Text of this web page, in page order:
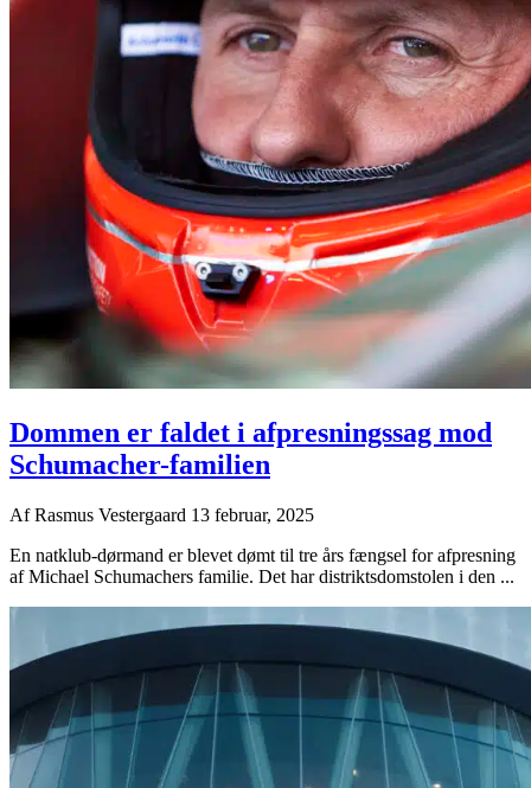
Dommen er faldet i afpresningssag mod
Schumacher-familien
AfRasmus Vestergaard 13 februar, 2025
En natklub-dørmand er blevet dømt til tre års fængsel for afpresning
af Michael Schumachers familie. Det har distriktsdomstolen i den ...